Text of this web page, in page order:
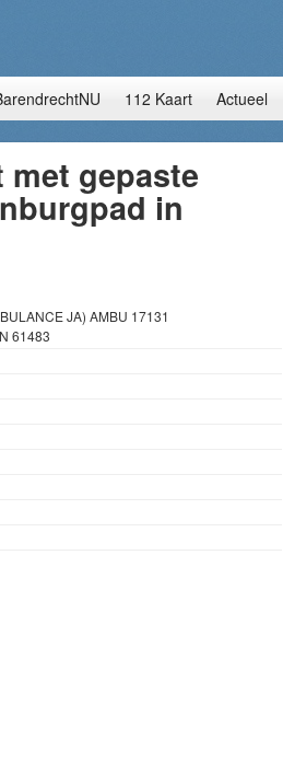
112 Kaart Actueel
met gepaste
in
JA) AMBU 17131
61483